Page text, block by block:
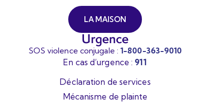
LA MAISON
Urgence
SOS violence conjugale :1-800-363-9010
En cas d’urgence : 911
Déclaration de services
Mécanisme de plainte